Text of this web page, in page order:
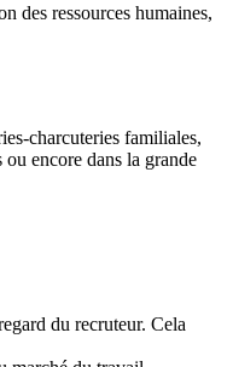
des ressources humaines,
charcuteries familiales,
ou encore dans la grande
du recruteur. Cela